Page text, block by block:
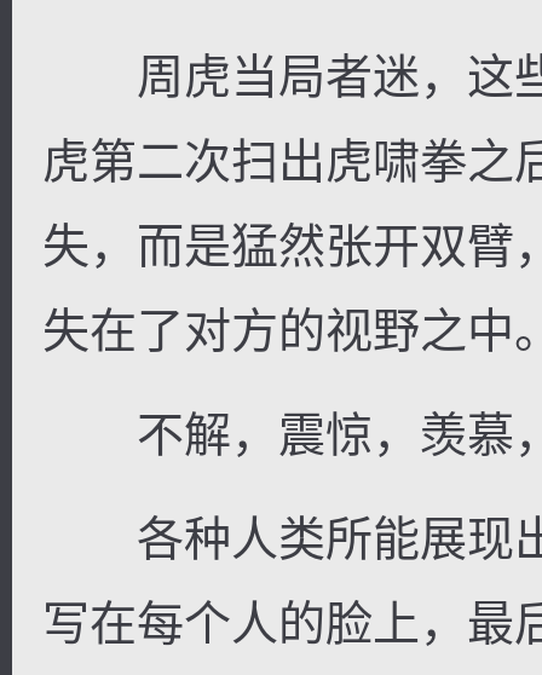
周虎当局者迷，这
虎第二次扫出虎啸拳之
失，而是猛然张开双臂
失在了对方的视野之中
不解，震惊，羡慕
各种人类所能展现
写在每个人的脸上，最